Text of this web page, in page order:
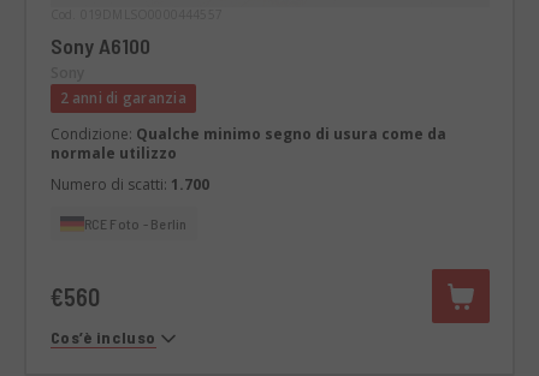
Sony A6100
2 anni di garanzia
Condizione: Qualche minimo segno di usura come da
normale utilizzo
Numero di scatti: 1.700
RCE Foto - Berlin
€560
Cos’è incluso